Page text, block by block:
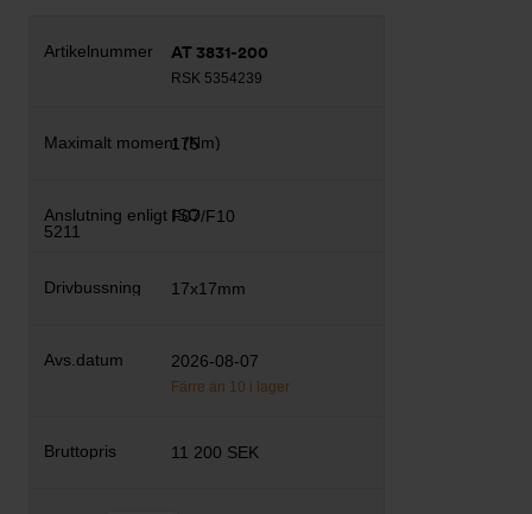
AT 3831-200
RSK 5354239
175
F07/F10
17x17mm
2026-08-07
Färre än 10 i lager
11 200 SEK